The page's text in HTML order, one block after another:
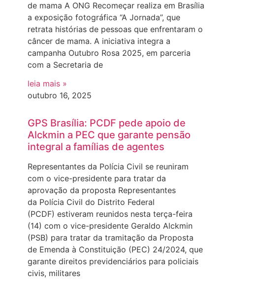
de mama A ONG Recomeçar realiza em Brasília
a exposição fotográfica “A Jornada”, que
retrata histórias de pessoas que enfrentaram o
câncer de mama. A iniciativa integra a
campanha Outubro Rosa 2025, em parceria
com a Secretaria de
leia mais »
outubro 16, 2025
GPS Brasília: PCDF pede apoio de
Alckmin a PEC que garante pensão
integral a famílias de agentes
Representantes da Polícia Civil se reuniram
com o vice-presidente para tratar da
aprovação da proposta Representantes
da Polícia Civil do Distrito Federal
(PCDF) estiveram reunidos nesta terça-feira
(14) com o vice-presidente Geraldo Alckmin
(PSB) para tratar da tramitação da Proposta
de Emenda à Constituição (PEC) 24/2024, que
garante direitos previdenciários para policiais
civis, militares